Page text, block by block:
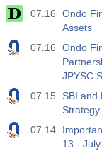
07.16
Ondo
Assets
07.16
Ondo
JPYSC
07.15
SBI and
07.14
13 -